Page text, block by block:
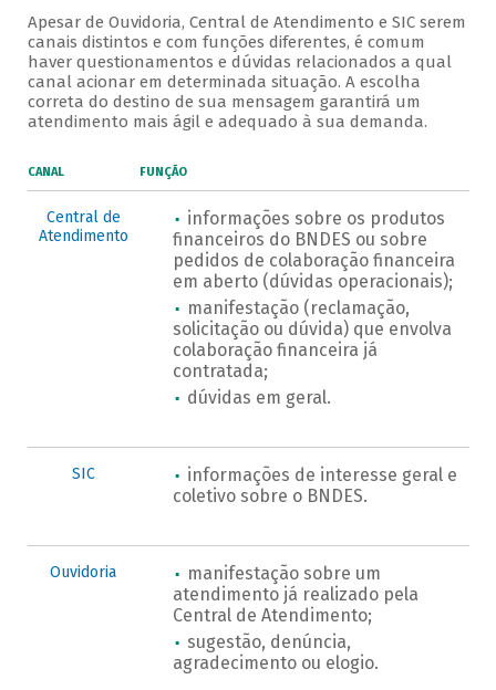
Apesar de Ouvidoria, Central de Atendimento e SIC serem
canais distintos e com funções diferentes, é comum
haver questionamentos e dúvidas relacionados a qual
canal acionar em determinada situação. A escolha
correta do destino de sua mensagem garantirá um
atendimento mais ágil e adequado à sua demanda.
CANAL FUNÇÃO
Central de
Atendimento
informações sobre os produtos
financeiros do BNDES ou sobre
pedidos de colaboração financeira
em aberto (dúvidas operacionais);
manifestação (reclamação,
solicitação ou dúvida) que envolva
colaboração financeira já
contratada;
dúvidas em geral.
SIC
informações de interesse geral e
coletivo sobre o BNDES.
Ouvidoria
manifestação sobre um
atendimento já realizado pela
Central de Atendimento;
sugestão, denúncia,
agradecimento ou elogio.